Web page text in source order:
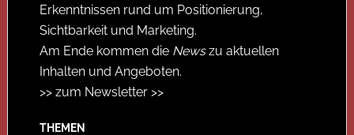
Erkenntnissen rund um Positionierung,
Sichtbarkeit und Marketing.
Am Ende kommen die Newszu aktuellen
Inhalten und Angeboten.
>> zum Newsletter >>
THEMEN